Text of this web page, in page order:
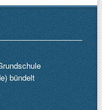
bündelt